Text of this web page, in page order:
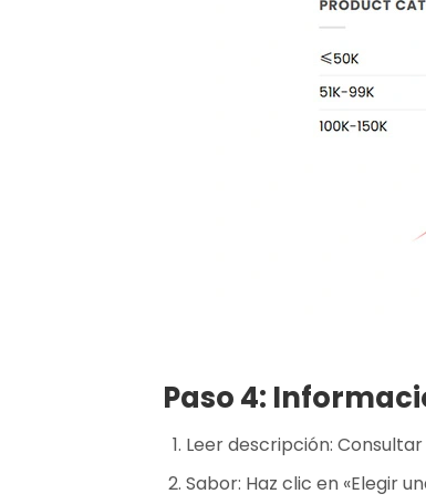
Paso 4:
Leer descripción:
Sabor: Haz clic en «Elegir